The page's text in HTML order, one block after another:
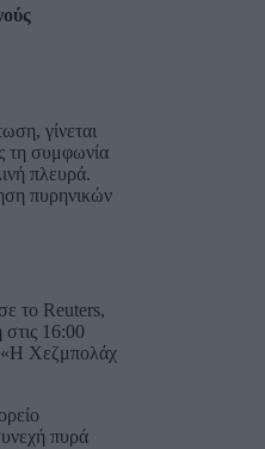
γίνεται
τη συμφωνία
πλευρά.
πυρηνικών
το Reuters,
16:00
«Η Χεζμπολάχ
πυρά